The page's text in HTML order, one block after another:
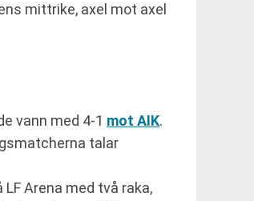
mittrike, axel mot axel
vann med 4-1 mot AIK.
talar
Arena med två raka,